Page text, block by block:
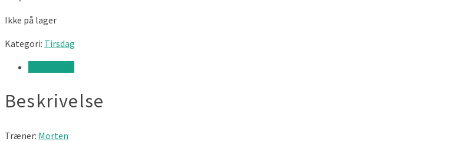
Ikke på lager
Kategori: Tirsdag
Beskrivelse
Træner: Morten